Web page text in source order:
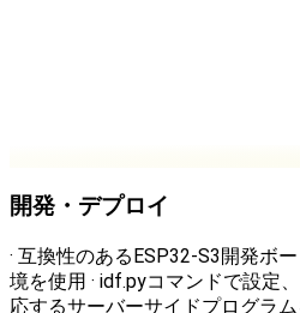
開発・デプロイ
· 互換性のあるESP32-S3開発ボ
境を使用 · idf.pyコマンドで設定
応するサーバーサイドプログラ